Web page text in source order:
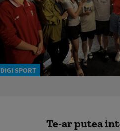
DIGI SPORT
Te-ar putea